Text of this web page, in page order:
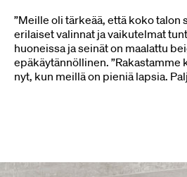
”Meille oli tärkeää, että koko talon
erilaiset valinnat ja vaikutelmat
huoneissa ja seinät on maalattu
epäkäytännöllinen. ”Rakastamme
nyt, kun meillä on pieniä lapsia.